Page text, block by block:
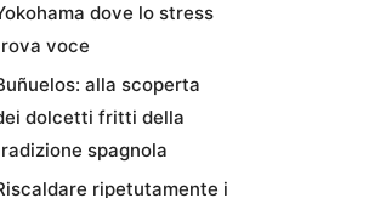
dove lo stress
voce
alla scoperta
dolcetti fritti della
spagnola
ripetutamente i